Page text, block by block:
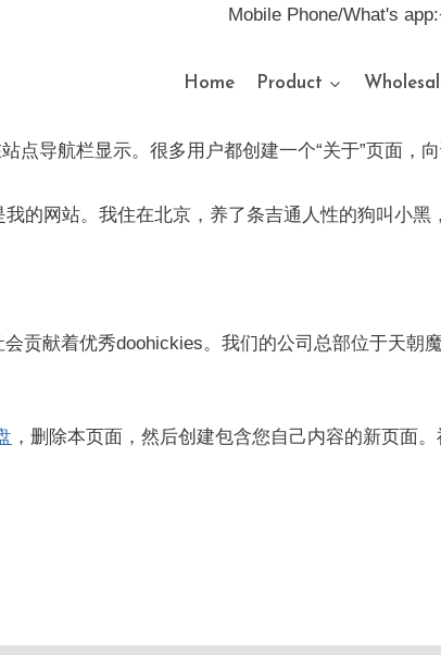
Mobile Phone/What's
Home Product
导航栏显示。很多用户都创建一个“关于”页面，
的网站。我住在北京，养了条吉通人性的狗叫小黑
贡献着优秀doohickies。我们的公司总部位于天朝
，删除本页面，然后创建包含您自己内容的新页面。